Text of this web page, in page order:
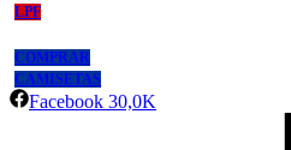
LPF
COMPRAR
CAMISETAS
Facebook 30,0K